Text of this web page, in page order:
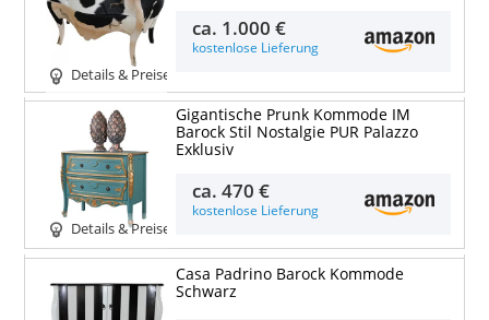
Details & Preise
ca. 1.000 €
kostenlose Lieferung
Details & Preise
Gigantische Prunk Kommode IM
Barock Stil Nostalgie PUR Palazzo
Exklusiv
ca.470 €
kostenlose Lieferung
Casa Padrino Barock Kommode
Schwarz